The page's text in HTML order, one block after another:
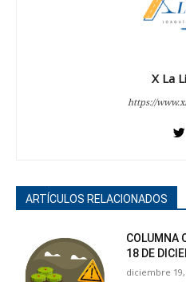
X La
https://
ARTÍCULOS RELACIONADOS
COLUMNA
18 DE
diciembre 19,